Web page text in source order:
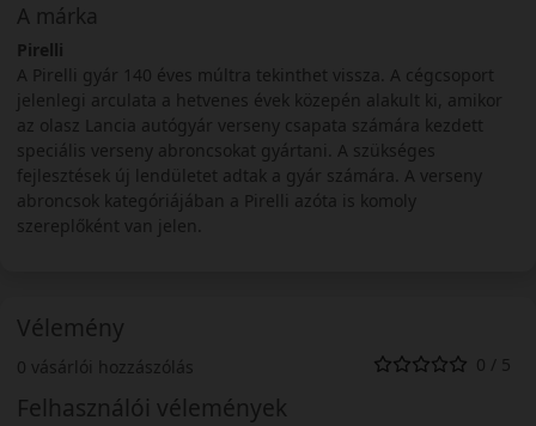
A márka
Pirelli
A Pirelli gyár 140 éves múltra tekinthet vissza. A cégcsoport
jelenlegi arculata a hetvenes évek közepén alakult ki, amikor
az olasz Lancia autógyár verseny csapata számára kezdett
speciális verseny abroncsokat gyártani. A szükséges
fejlesztések új lendületet adtak a gyár számára. A verseny
abroncsok kategóriájában a Pirelli azóta is komoly
szereplőként van jelen.
Vélemény
0 vásárlói hozzászólás 0 / 5
Felhasználói vélemények